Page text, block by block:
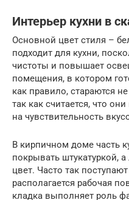
Интерьер кухни в
Основной цвет стиля –
подходит для кухни,
чистоты и повышает
помещения, в котором
как правило, стараются
так как считается, что
на чувствительность
В кирпичном доме часть
покрывать штукатуркой,
цвет. Часто так
располагается рабочая
кладка выполняет роль